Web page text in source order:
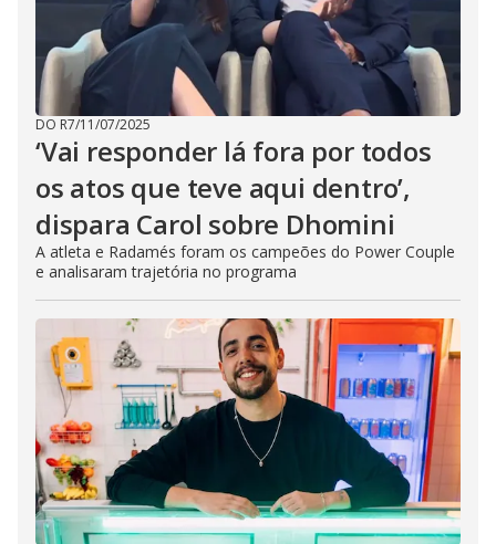
DO R7/11/07/2025
‘Vai responder lá fora por todos
os atos que teve aqui dentro’,
dispara Carol sobre Dhomini
A atleta e Radamés foram os campeões do Power Couple
e analisaram trajetória no programa